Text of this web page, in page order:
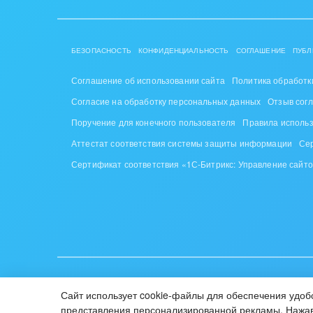
АПК
БЕЗОПАСНОСТЬ КОНФИДЕНЦИАЛЬНОСТЬ СОГЛАШЕНИЕ
Соглашение об использовании сайта
Политика
Согласие на обработку персональных данных Отзыв
Поручение для конечного пользователя
Правила
Аттестат соответствия системы защиты информации
Сертификат соответствия «1С-Битрикс: Управление
© 2001-2026 «Битрикс», «1С-Битрикс». Работает на «1С-
Сайт использует cookie-файлы для обеспечения
представления персонализированной рекламы.